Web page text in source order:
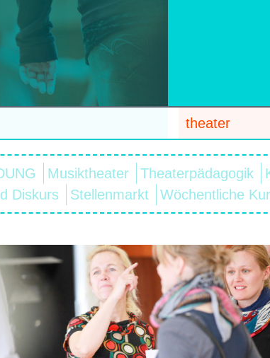
theater
Musiktheater Theaterpädagogik
Diskurs
Stellenmarkt Wöchentliche